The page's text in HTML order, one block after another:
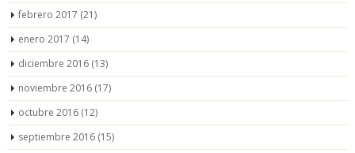
febrero 2017 (21)
enero 2017 (14)
diciembre 2016 (13)
noviembre 2016 (17)
octubre 2016 (12)
septiembre 2016 (15)